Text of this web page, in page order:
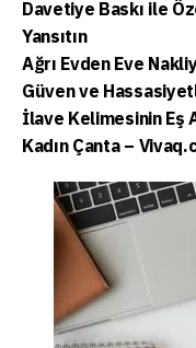
Davetiye Baskı ile
Yansıtın
Ağrı Evden Eve
Güven ve
İlave Kelimesinin Eş
Kadın Çanta –